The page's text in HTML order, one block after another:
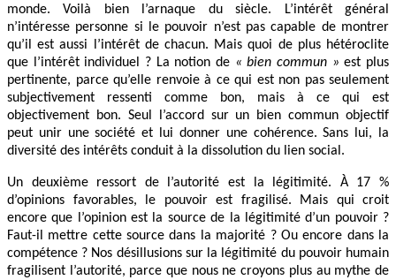
monde. Voilà bien l’arnaque du siècle. L’intérêt général
n’intéresse personne si le pouvoir n’est pas capable de montrer
qu’il est aussi l’intérêt de chacun. Mais quoi de plus hétéroclite
que l’intérêt individuel ? La notion de « bien commun » est plus
pertinente, parce qu’elle renvoie à ce qui est non pas seulement
subjectivement ressenti comme bon, mais à ce qui est
objectivement bon. Seul l’accord sur un bien commun objectif
peut unir une société et lui donner une cohérence. Sans lui, la
diversité des intérêts conduit à la dissolution du lien social.
Un deuxième ressort de l’autorité est la légitimité. À 17 %
d’opinions favorables, le pouvoir est fragilisé. Mais qui croit
encore que l’opinion est la source de la légitimité d’un pouvoir ?
Faut-il mettre cette source dans la majorité ? Ou encore dans la
compétence ? Nos désillusions sur la légitimité du pouvoir humain
fragilisent l’autorité, parce que nous ne croyons plus au mythe de